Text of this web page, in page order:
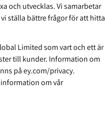
och utvecklas. Vi samarbetar
ställa bättre frågor för att hitta
Limited som vart och ett är
till kunder. Information om
på ey.com/privacy.
om vår